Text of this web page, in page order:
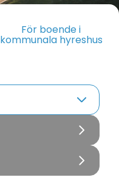
För boende i
kommunala hyreshus